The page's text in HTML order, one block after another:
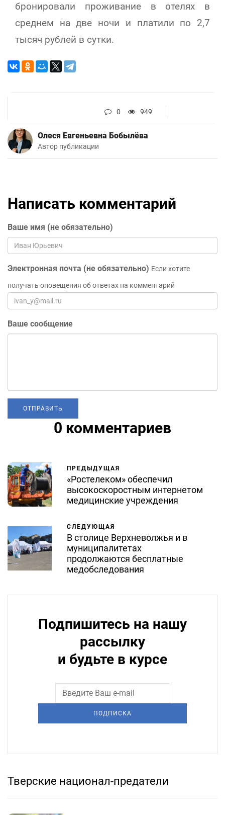
бронировали проживание в отелях в
среднем на две ночи и платили по 2,7
тысяч рублей в сутки.
0 949
Олеся Евгеньевна Бобылёва
Автор публикации
Написать комментарий
Ваше имя (не обязательно)
Электронная почта (не обязательно) Если хотите
получать оповещения об ответах на комментарий
Ваше сообщение
0 комментариев
ПРЕДЫДУЩАЯ
«Ростелеком» обеспечил
высокоскоростным интернетом
медицинские учреждения
СЛЕДУЮЩАЯ
В столице Верхневолжья и в
муниципалитетах
продолжаются бесплатные
медобследования
Подпишитесь на нашу
рассылку
и будьте в курсе
ПОДПИСКА
Тверские национал-предатели